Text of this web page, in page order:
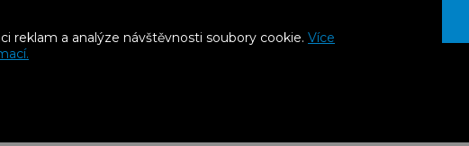
reklam a analýze návštěvnosti soubory cookie. Více